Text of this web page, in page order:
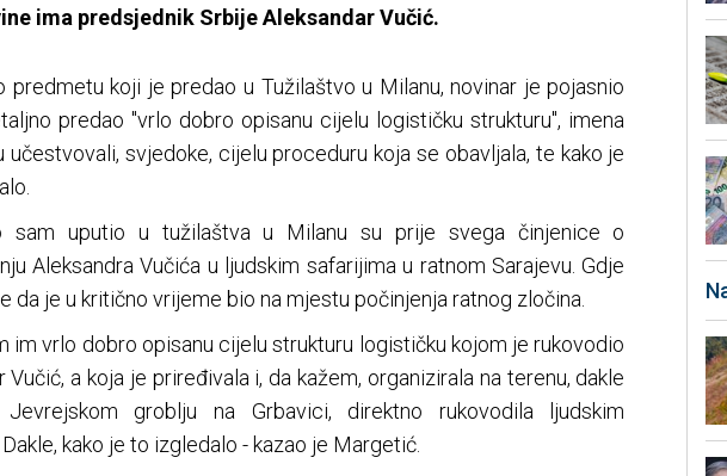
ima predsjednik Srbije Aleksandar Vučić.
predmetu koji je predao u Tužilaštvo u Milanu, novinar je pojasnio
predao "vrlo dobro opisanu cijelu logističku strukturu", imena
učestvovali, svjedoke, cijelu proceduru koja se obavljala, te kako je
sam uputio u tužilaštva u Milanu su prije svega činjenice o
Aleksandra Vučića u ljudskim safarijima u ratnom Sarajevu. Gdje
da je u kritično vrijeme bio na mjestu počinjenja ratnog zločina.
im vrlo dobro opisanu cijelu strukturu logističku kojom je rukovodio
Vučić, a koja je priređivala i, da kažem, organizirala na terenu, dakle
groblju na Grbavici, direktno rukovodila ljudskim
kako je to izgledalo - kazao je Margetić.